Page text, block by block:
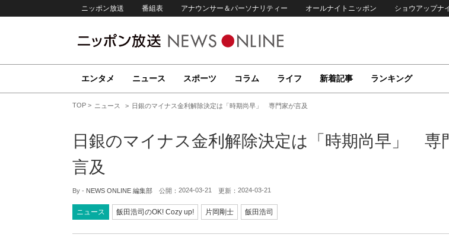
ニッポン放送 番組表 アナウンサー＆パーソナリティー オールナイトニッポン ショウアップナ
エンタメ ニュース スポーツ コラム ライフ 新着記事 ランキング
TOP ニュース 日銀のマイナス金利解除決定は「時期尚早」 専門家が言及
日銀のマイナス金利解除決定は「時期尚早」 専
言及
By - NEWS ONLINE 編集部 公開： 2024-03-21 更新： 2024-03-21
ニュース 飯田浩司のOK! Cozy up! 片岡剛士 飯田浩司